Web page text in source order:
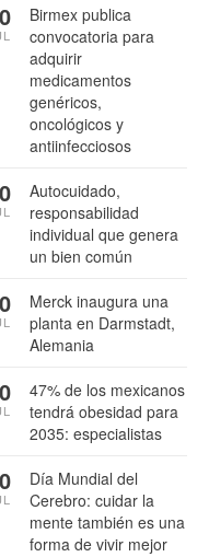
Birmex publica
convocatoria para
adquirir
medicamentos
genéricos,
oncológicos y
antiinfecciosos
Autocuidado,
responsabilidad
individual que genera
un bien común
Merck inaugura una
planta en Darmstadt,
Alemania
47% de los mexicanos
tendrá obesidad para
2035: especialistas
Día Mundial del
Cerebro: cuidar la
mente también es una
forma de vivir mejor